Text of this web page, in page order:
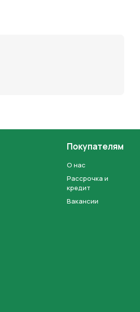
Покупателям
О нас
Рассрочка и
кредит
Вакансии